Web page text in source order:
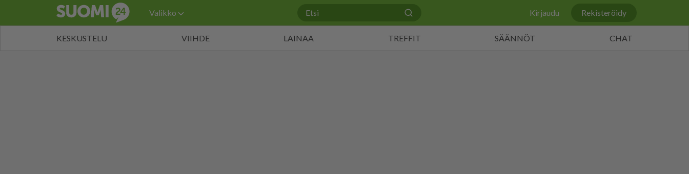
Valikko Kirjaudu Rekisteröidy
KESKUSTELU VIIHDE LAINAA TREFFIT SÄÄNNÖT CHAT